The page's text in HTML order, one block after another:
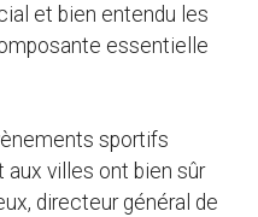
et bien entendu les
essentielle
sportifs
villes ont bien sûr
directeur général de